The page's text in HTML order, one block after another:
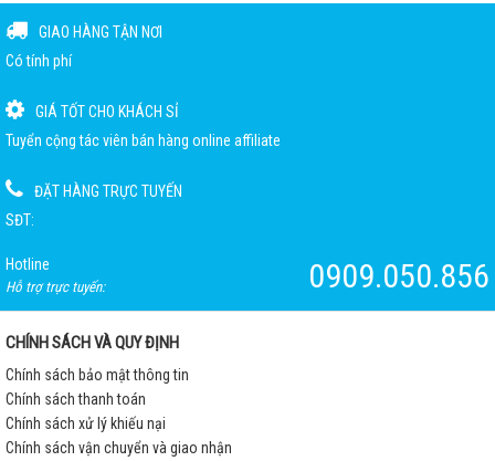
GIAO HÀNG TẬN NƠI
Có tính phí
GIÁ TỐT CHO KHÁCH SỈ
Tuyển cộng tác viên bán hàng online affiliate
ĐẶT HÀNG TRỰC TUYẾN
SĐT:
Hotline
Hỗ trợ trực tuyến: 0909.050.856
CHÍNH SÁCH VÀ QUY ĐỊNH
Chính sách bảo mật thông tin
Chính sách thanh toán
Chính sách xử lý khiếu nại
Chính sách vận chuyển và giao nhận